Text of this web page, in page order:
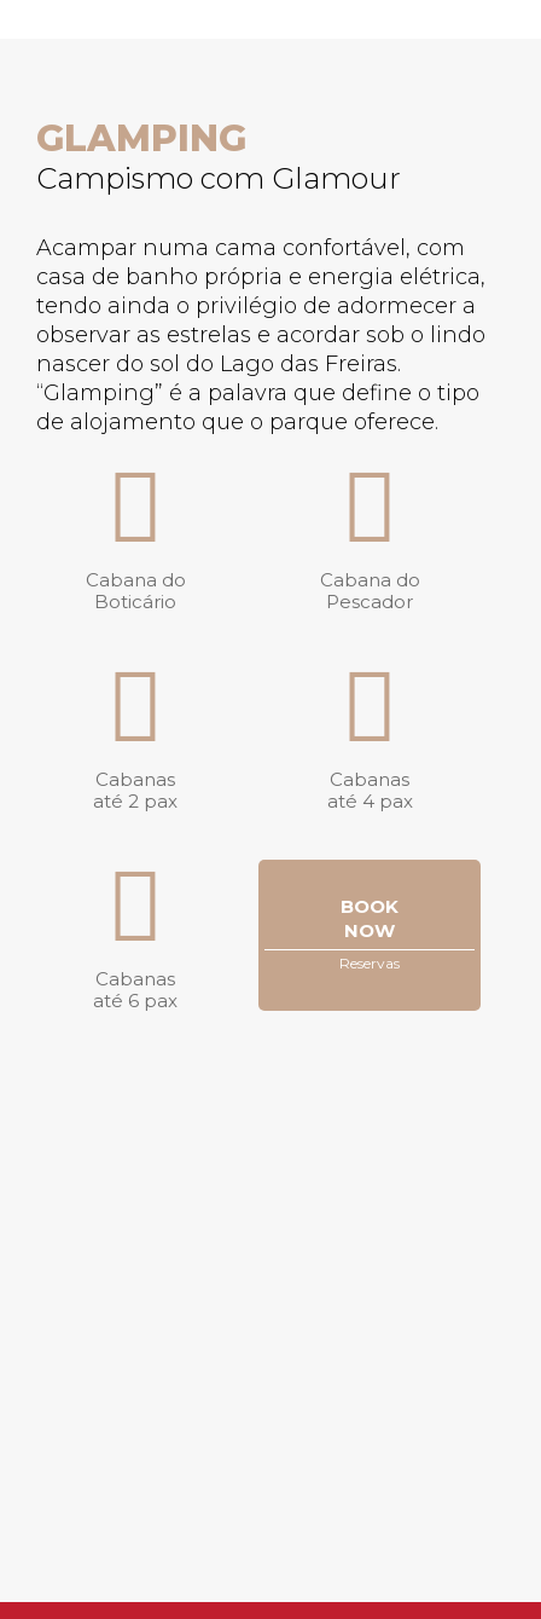
GLAMPING
Campismo com Glamour
Acampar numa cama confortável, com
casa de banho própria e energia elétrica,
tendo ainda o privilégio de adormecer a
observar as estrelas e acordar sob o lindo
nascer do sol do Lago das Freiras.
“Glamping” é a palavra que define o tipo
de alojamento que o parque oferece.
Cabana do
Boticário
Cabana do
Pescador
Cabanas
até 2 pax
Cabanas
até 4 pax
Cabanas
até 6 pax
BOOK
NOW
Reservas